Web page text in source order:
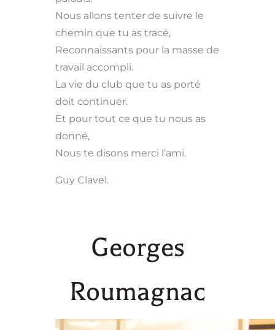
Nous allons tenter de suivre le
chemin que tu as tracé,
Reconnaissants pour la masse de
travail accompli.
La vie du club que tu as porté
doit continuer.
Et pour tout ce que tu nous as
donné,
Nous te disons merci l’ami.
Guy Clavel.
Georges
Roumagnac